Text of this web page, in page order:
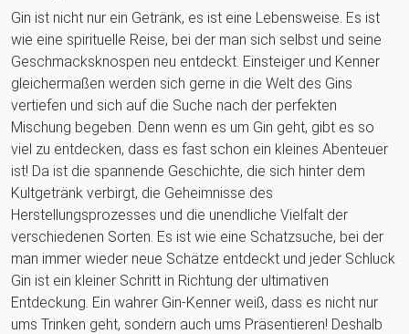
Gin ist nicht nur ein Getränk, es ist eine Lebensweise. Es ist
wie eine spirituelle Reise, bei der man sich selbst und seine
Geschmacksknospen neu entdeckt. Einsteiger und Kenner
gleichermaßen werden sich gerne in die Welt des Gins
vertiefen und sich auf die Suche nach der perfekten
Mischung begeben. Denn wenn es um Gin geht, gibt es so
viel zu entdecken, dass es fast schon ein kleines Abenteuer
ist! Da ist die spannende Geschichte, die sich hinter dem
Kultgetränk verbirgt, die Geheimnisse des
Herstellungsprozesses und die unendliche Vielfalt der
verschiedenen Sorten. Es ist wie eine Schatzsuche, bei der
man immer wieder neue Schätze entdeckt und jeder Schluck
Gin ist ein kleiner Schritt in Richtung der ultimativen
Entdeckung. Ein wahrer Gin-Kenner weiß, dass es nicht nur
ums Trinken geht, sondern auch ums Präsentieren! Deshalb